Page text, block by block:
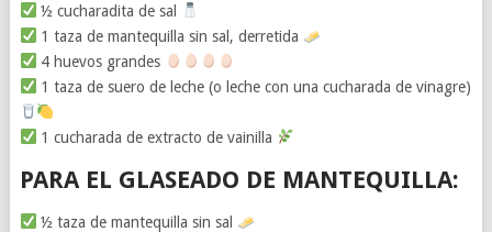
½ cucharadita de sal
1 taza de mantequilla sin sal, derretida
4 huevos grandes
1 taza de suero de leche (o leche con una cucharada de vinagre)
1 cucharada de extracto de vainilla
PARA EL GLASEADO DE MANTEQUILLA:
½ taza de mantequilla sin sal